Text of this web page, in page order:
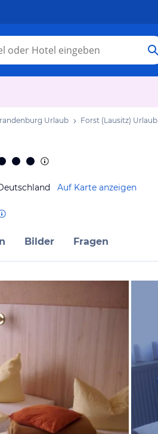
Urlaub Forst (Lausitz) Urlaub
Auf Karte anzeigen
Bilder Fragen